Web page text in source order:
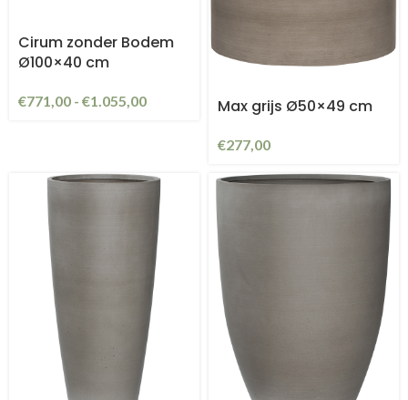
Cirum zonder Bodem
Ø100×40 cm
€771,00 - €1.055,00 Max grijs Ø50×49 cm
€277,00